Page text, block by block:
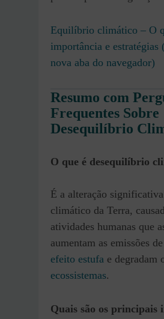
Equilíbrio climático – O
importância e estratégias
nova aba do navegador)
Resumo com
Frequentes Sobre
Desequilíbrio
O que é desequilíbrio
É a alteração
climático da Terra,
atividades humanas que
aumentam as emissões
efeito estufa e degradam
ecossistemas.
Quais são os principais